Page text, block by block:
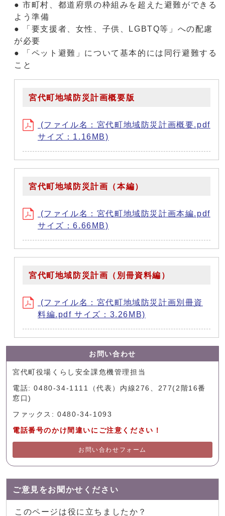
● 市町村、都道府県の枠組みを超えた避難ができる
よう準備
● 「要支援者、女性、子供、LGBTQ等」への配慮
が必要
● 「ペット避難」について基本的には同行避難する
こと
宮代町地域防災計画概要版
(ファイル名：宮代町地域防災計画概要.pdf
サイズ：1.16MB)
宮代町地域防災計画（本編）
(ファイル名：宮代町地域防災計画本編.pdf
サイズ：6.66MB)
宮代町地域防災計画（別冊資料編）
(ファイル名：宮代町地域防災計画別冊資
料編.pdf サイズ：3.26MB)
お問い合わせ
宮代町役場くらし安全課危機管理担当
電話: 0480-34-1111（代表）内線276、277(2階16番
窓口)
ファックス: 0480-34-1093
電話番号のかけ間違いにご注意ください！
お問い合わせフォーム
ご意見をお聞かせください
このページは役に立ちましたか？